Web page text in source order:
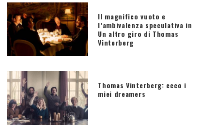
Il magnifico vuoto e
l’ambivalenza speculativa in
Un altro giro di Thomas
Vinterberg
Thomas Vinterberg: ecco i
miei dreamers